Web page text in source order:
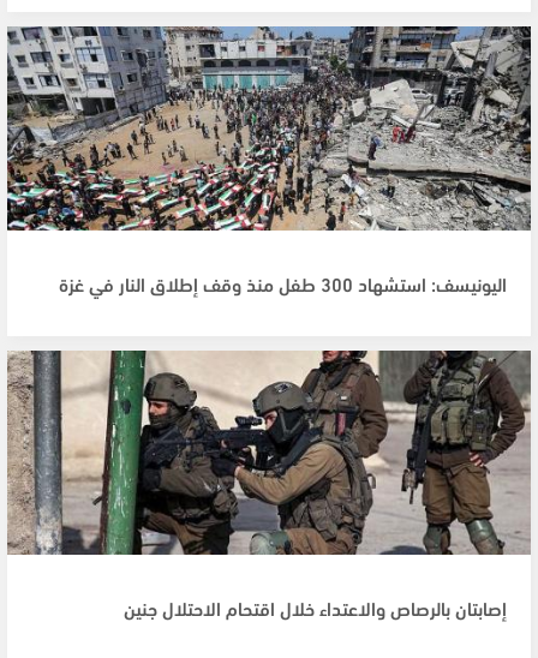
اليونيسف: استشهاد 300 طفل منذ وقف إطلاق النار في غزة
إصابتان بالرصاص والاعتداء خلال اقتحام الاحتلال جنين